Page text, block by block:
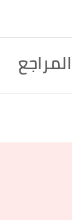
المراجع
14/9/2021.
Calories